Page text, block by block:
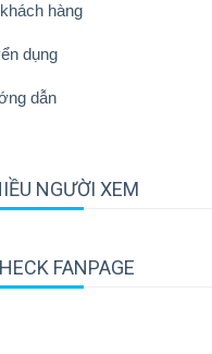
hàng
dụng
dẫn
NGƯỜI XEM
FANPAGE